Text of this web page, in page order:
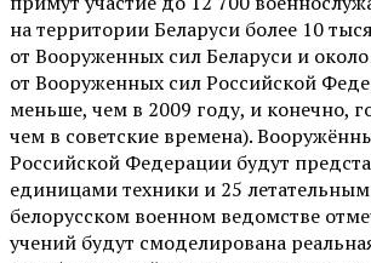
на территории Беларуси более 10
от Вооруженных сил Беларуси и
от Вооруженных сил Российской
меньше, чем в 2009 году, и конечно,
чем в советские времена).
Российской Федерации будут
единицами техники и 25
белорусском военном ведомстве
учений будут смоделирована